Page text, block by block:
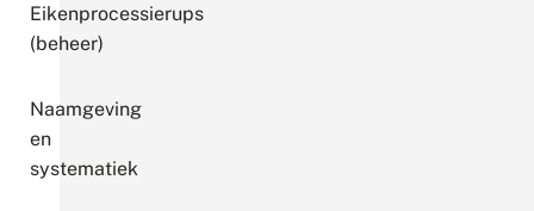
Eikenprocessierups
(beheer)
Naamgeving
en
systematiek